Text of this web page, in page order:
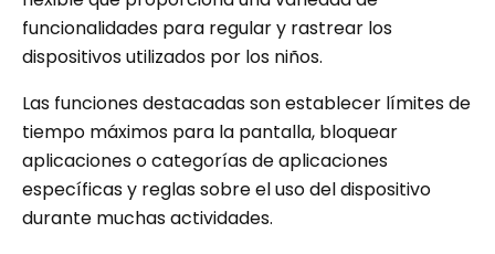
funcionalidades para regular y rastrear los
dispositivos utilizados por los niños.
Las funciones destacadas son establecer límites de
tiempo máximos para la pantalla, bloquear
aplicaciones o categorías de aplicaciones
específicas y reglas sobre el uso del dispositivo
durante muchas actividades.